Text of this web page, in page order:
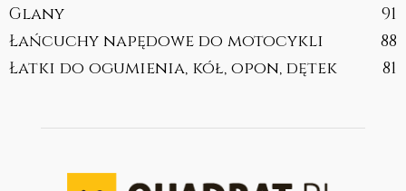
Glany
91
Łańcuchy napędowe do motocykli
88
Łatki do ogumienia, kół, opon, dętek
81